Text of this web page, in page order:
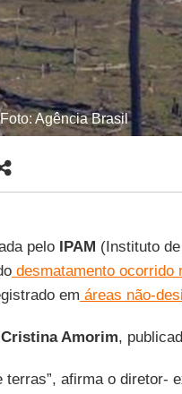
Foto: Agência Brasil
peloIPAM (Instituto
desmatamento ocorrido
em áreas não-
Cristina Amorim,
terras”, afirma o diretor-